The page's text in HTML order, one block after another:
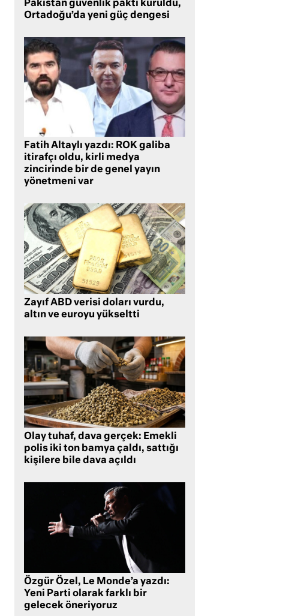
Pakistan güvenlik paktı kuruldu,
Ortadoğu’da yeni güç dengesi
Fatih Altaylı yazdı: ROK galiba
itirafçı oldu, kirli medya
zincirinde bir de genel yayın
yönetmeni var
Zayıf ABD verisi doları vurdu,
altın ve euroyu yükseltti
Olay tuhaf, dava gerçek: Emekli
polis iki ton bamya çaldı, sattığı
kişilere bile dava açıldı
Özgür Özel, Le Monde’a yazdı:
Yeni Parti olarak farklı bir
gelecek öneriyoruz